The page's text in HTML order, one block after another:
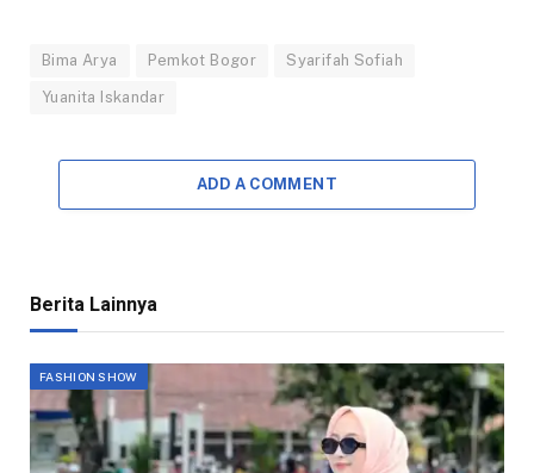
Bima Arya Pemkot Bogor Syarifah Sofiah
Yuanita Iskandar
ADD A COMMENT
Berita Lainnya
FASHION SHOW